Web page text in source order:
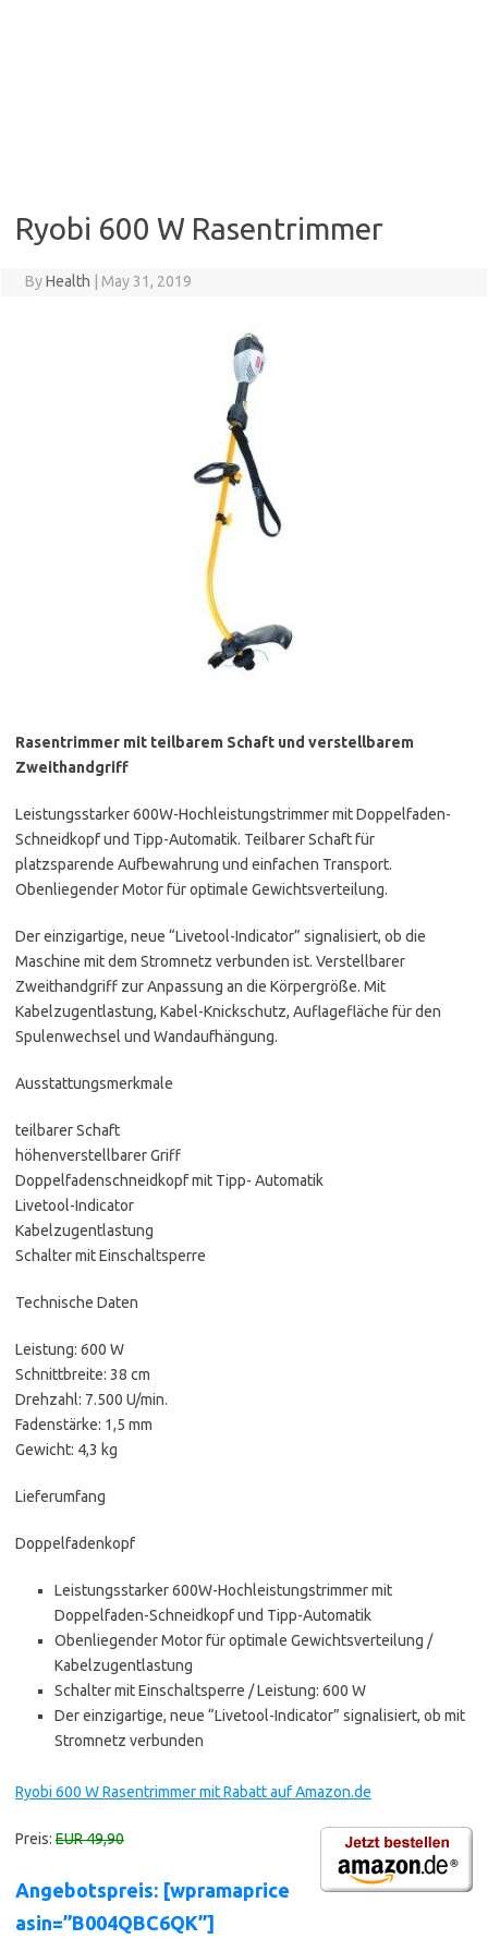
Ryobi 600 W Rasentrimmer
ByHealth May 31, 2019
Rasentrimmer mit teilbarem Schaft und verstellbarem
Zweithandgriff
Leistungsstarker 600W-Hochleistungstrimmer mit Doppelfaden-
Schneidkopf und Tipp-Automatik. Teilbarer Schaft für
platzsparende Aufbewahrung und einfachen Transport.
Obenliegender Motor für optimale Gewichtsverteilung.
Der einzigartige, neue “Livetool-Indicator” signalisiert, ob die
Maschine mit dem Stromnetz verbunden ist. Verstellbarer
Zweithandgriff zur Anpassung an die Körpergröße. Mit
Kabelzugentlastung, Kabel-Knickschutz, Auflagefläche für den
Spulenwechsel und Wandaufhängung.
Ausstattungsmerkmale
teilbarer Schaft
höhenverstellbarer Griff
Doppelfadenschneidkopf mit Tipp- Automatik
Livetool-Indicator
Kabelzugentlastung
Schalter mit Einschaltsperre
Technische Daten
Leistung: 600 W
Schnittbreite: 38 cm
Drehzahl: 7.500 U/min.
Fadenstärke: 1,5 mm
Gewicht: 4,3 kg
Lieferumfang
Doppelfadenkopf
Leistungsstarker 600W-Hochleistungstrimmer mit
Doppelfaden-Schneidkopf und Tipp-Automatik
Obenliegender Motor für optimale Gewichtsverteilung /
Kabelzugentlastung
Schalter mit Einschaltsperre / Leistung: 600 W
Der einzigartige, neue “Livetool-Indicator” signalisiert, ob mit
Stromnetz verbunden
Ryobi 600 W Rasentrimmer mit Rabatt auf Amazon.de
Preis: EUR 49,90
Angebotspreis: [wpramaprice
asin=”B004QBC6QK”]